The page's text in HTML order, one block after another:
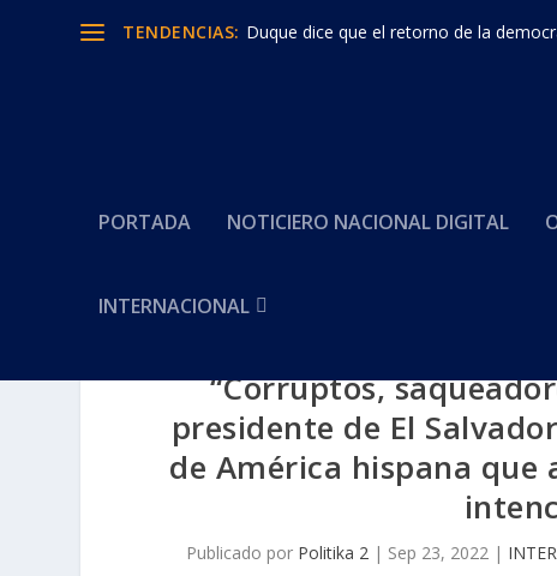
TENDENCIAS: Duque dice que el retorno de la
PORTADA NOTICIERO NACIONAL DIGITAL
INTERNACIONAL
“Corruptos,
presidente de El
de América hispana que
Publicado por Politika 2 | Sep 23, 2022 |